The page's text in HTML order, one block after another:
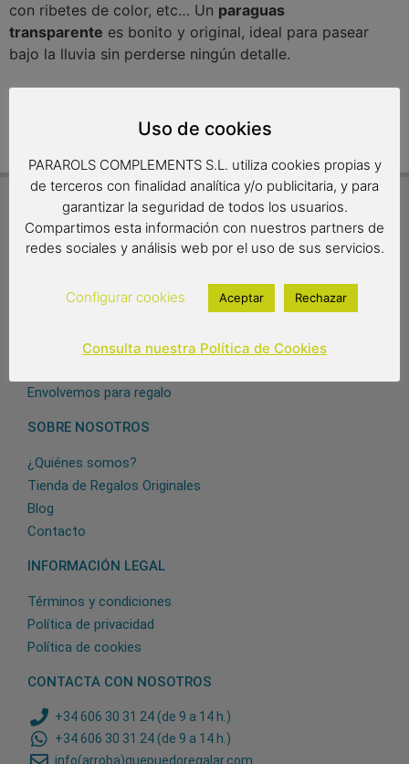
con ribetes de color, etc… Un paraguas
transparente es bonito y original, ideal para pasear
bajo la lluvia sin perderse ningún detalle.
INFORMACIÓN PRÁCTICA
Preguntas más frecuentes
Plazos de entrega
Productos artesanos
Envolvemos para regalo
SOBRE NOSOTROS
¿Quiénes somos?
Tienda de Regalos Originales
Blog
Contacto
INFORMACIÓN LEGAL
Términos y condiciones
Política de privacidad
Política de cookies
CONTACTA CON NOSOTROS
+34 606 30 31 24 (de 9 a 14 h.)
+34 606 30 31 24 (de 9 a 14 h.)
info(arroba)quepuedoregalar.com
Uso de cookies
PARAROLS COMPLEMENTS S.L. utiliza cookies propias y
de terceros con finalidad analítica y/o publicitaria, y para
garantizar la seguridad de todos los usuarios.
Compartimos esta información con nuestros partners de
redes sociales y análisis web por el uso de sus servicios.
Configurar cookies Aceptar Rechazar
Consulta nuestra Política de Cookies